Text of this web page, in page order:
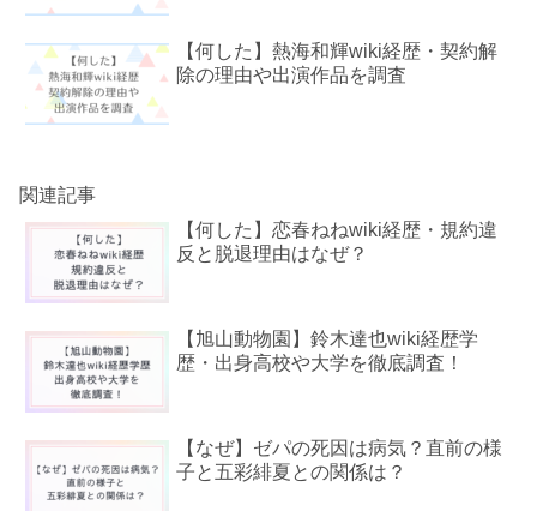
【何した】熱海和輝wiki経歴・契約解
除の理由や出演作品を調査
関連記事
【何した】恋春ねねwiki経歴・規約違
反と脱退理由はなぜ？
【旭山動物園】鈴木達也wiki経歴学
歴・出身高校や大学を徹底調査！
【なぜ】ゼパの死因は病気？直前の様
子と五彩緋夏との関係は？